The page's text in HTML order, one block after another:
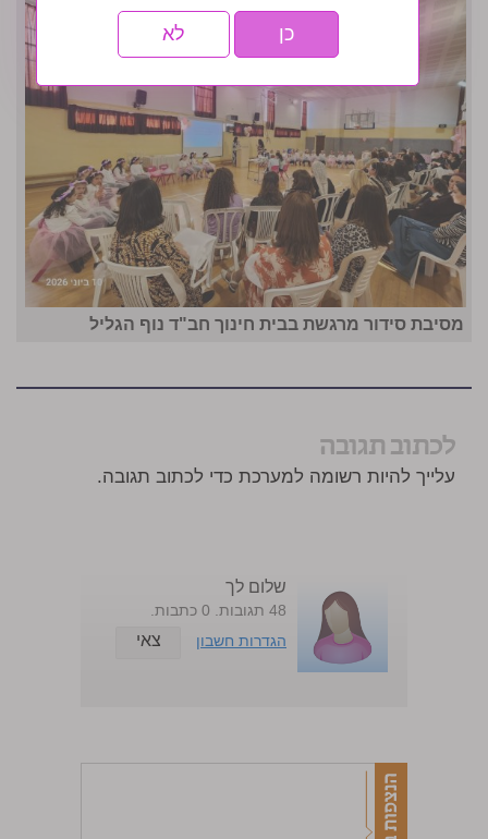
מסיבת סידור מרגשת בבית חינוך חב"ד נוף הגליל
לכתוב תגובה
עלייך להיות רשומה למערכת כדי לכתוב תגובה.
שלום לך
48 תגובות. 0 כתבות.
הגדרות חשבון
צאי
כן לא